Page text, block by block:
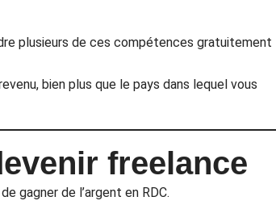
plusieurs de ces compétences gratuitement
bien plus que le pays dans lequel vous
freelance
gagner de l’argent en RDC.